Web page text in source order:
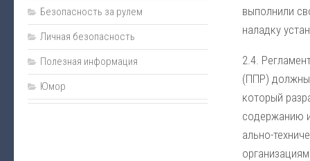
вы­пол­ни­ли
на­лад­ку
2.4.
(ППР) долж­ны
ко­то­рый
со­дер­жа­нию
аль­но-
Безопасность за рулем
Личная безопасность
Полезная информация
Юмор